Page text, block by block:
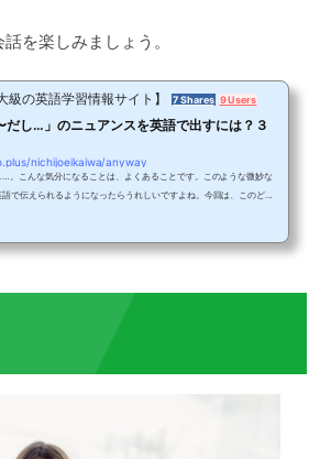
を楽しみましょう。
の英語学習情報サイト】 7 Shares 9 Users
だし…」のニュアンスを英語で出すには？３
nichijoeikaiwa/anyway
…。こんな気分になることは、よくあることです。このような微妙な
で伝えられるようになったらうれしいですよね。今回は、このどう
うか？まず、辞書を引いて調べてみると、anywayという単語が出て